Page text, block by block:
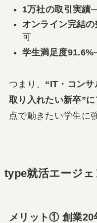
1万社の取引実績
オンライン完結の
可
学生満足度91.6%
つまり、 “IT・コン
取り入れたい新卒”に
点で動きたい学生に
type就活エージ
メリット① 創業20